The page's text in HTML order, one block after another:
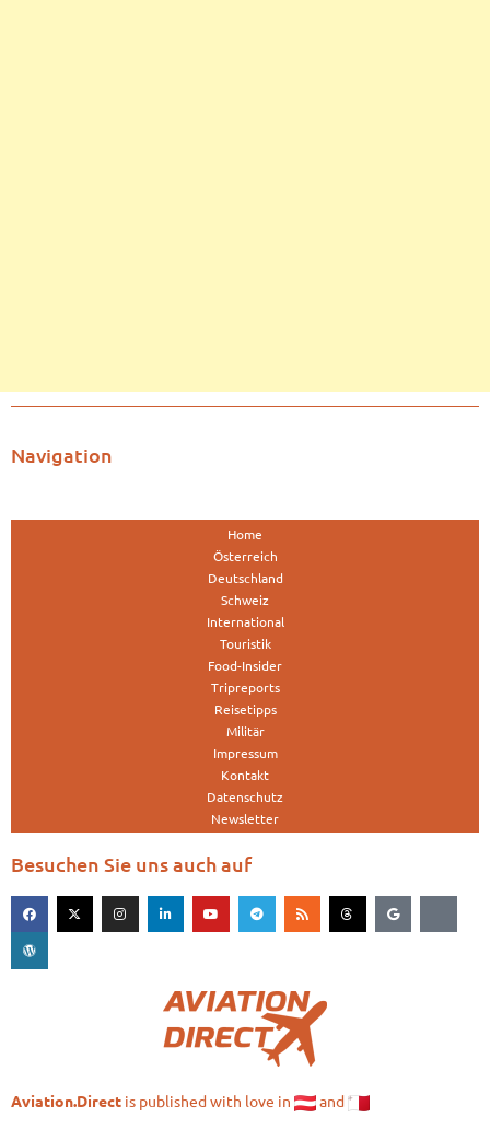
Navigation
Home
Österreich
Deutschland
Schweiz
International
Touristik
Food-Insider
Tripreports
Reisetipps
Militär
Impressum
Kontakt
Datenschutz
Newsletter
Besuchen Sie uns auch auf
Aviation.Direct is published with love in and